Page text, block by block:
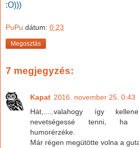
:O)))
PuPu dátum: 0:23
Megosztás
7 megjegyzés:
Kapat 2016. november 25. 0:43
Hát,.....valahogy így
nevetségessé tenni, ha
humorérzéke.
Már régen megütötte volna a